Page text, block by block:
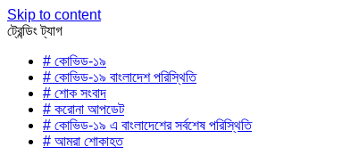
Skip to content
ট্রেন্ডিং ট্যাগ
# কোভিড-১৯
# কোভিড-১৯ বাংলাদেশ পরিস্থিতি
# শোক সংবাদ
# করোনা আপডেট
# কোভিড-১৯ এ বাংলাদেশের সর্বশেষ পরিস্থিতি
# আমরা শোকাহত